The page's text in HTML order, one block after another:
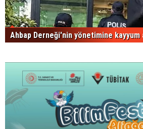
Ahbap Derneği'nin yönetimine kayyum